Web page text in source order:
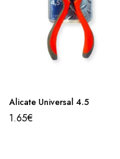
Alicate Universal 4.5
1.65€